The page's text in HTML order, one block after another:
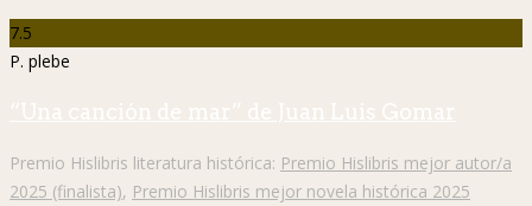
7.5
P. plebe
“Una canción de mar” de Juan Luis Gomar
Premio Hislibris literatura histórica: Premio Hislibris mejor autor/a
2025 (finalista), Premio Hislibris mejor novela histórica 2025